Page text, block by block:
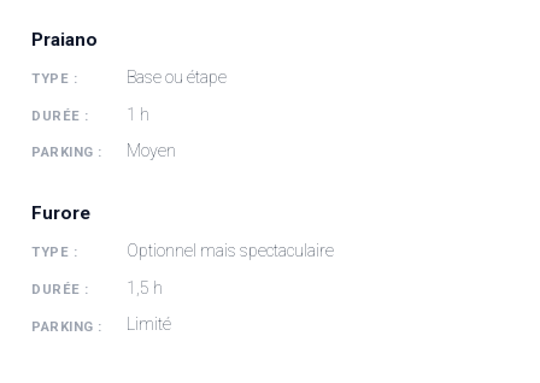
Praiano
Base ou étape
1 h
Moyen
Furore
Optionnel mais spectaculaire
1,5 h
Limité